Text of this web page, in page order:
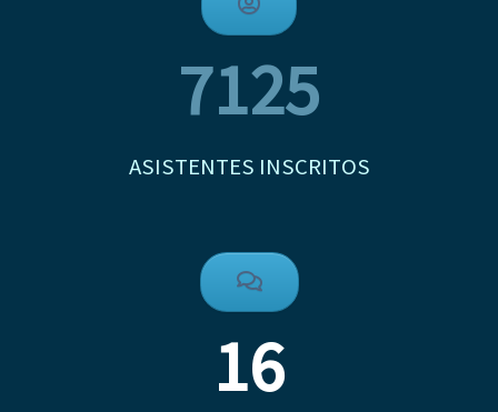
7125
ASISTENTES INSCRITOS
16